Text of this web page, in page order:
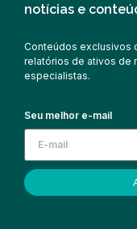
notícias e
Conteúdos exclusivos
relatórios de ativos de
especialistas.
Seu melhor e-mail